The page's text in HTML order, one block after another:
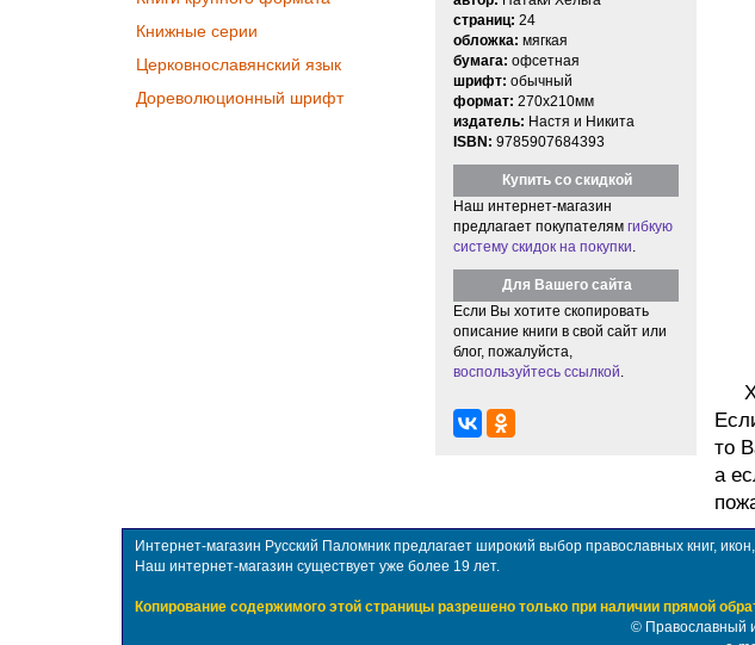
Книжные серии
Церковнославянский язык
Дореволюционный шрифт
страниц: 24
обложка: мягкая
бумага: офсетная
шрифт: обычный
формат: 270x210мм
издатель: Настя и Никита
ISBN: 9785907684393
Купить со скидкой
Наш интернет-магазин
предлагает покупателям гибкую
систему скидок на покупки
Для Вашего сайта
Если Вы хотите скопировать
описание книги в свой сайт или
блог, пожалуйста,
воспользуйтесь ссылкой
то
а
Интернет-магазин Русский Паломник предлагает широкий выбор православных книг,
Наш интернет-магазин существует уже более 19 лет.
Копирование содержимого этой страницы разрешено только при наличии прямой
© Православный